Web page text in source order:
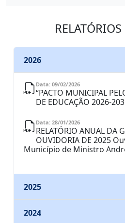
2026
Data: 09/02/2026
“PACTO MUNICIPAL
DE EDUCAÇÃO 2026-
Data: 28/01/2026
RELATÓRIO ANUAL DA
OUVIDORIA DE 2025
Município de Ministro
2025
2024